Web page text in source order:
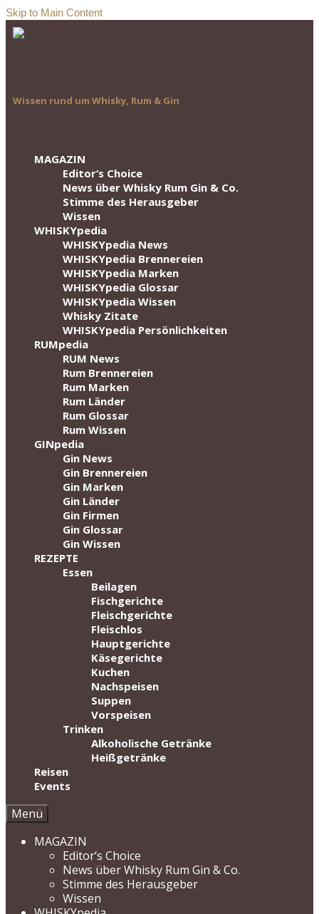
Skip to Main Content
Wissen rund um Whisky, Rum & Gin
MAGAZIN
Editor‘s Choice
News über Whisky Rum Gin & Co.
Stimme des Herausgeber
Wissen
WHISKYpedia
WHISKYpedia News
WHISKYpedia Brennereien
WHISKYpedia Marken
WHISKYpedia Glossar
WHISKYpedia Wissen
Whisky Zitate
WHISKYpedia Persönlichkeiten
RUMpedia
RUM News
Rum Brennereien
Rum Marken
Rum Länder
Rum Glossar
Rum Wissen
GINpedia
Gin News
Gin Brennereien
Gin Marken
Gin Länder
Gin Firmen
Gin Glossar
Gin Wissen
REZEPTE
Essen
Beilagen
Fischgerichte
Fleischgerichte
Fleischlos
Hauptgerichte
Käsegerichte
Kuchen
Nachspeisen
Suppen
Vorspeisen
Trinken
Alkoholische Getränke
Heißgetränke
Reisen
Events
Menü
MAGAZIN
Editor‘s Choice
News über Whisky Rum Gin & Co.
Stimme des Herausgeber
Wissen